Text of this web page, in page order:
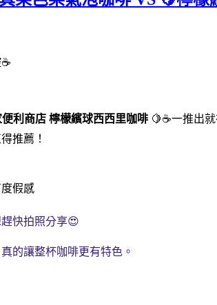
利商店 檸檬繽球西西里咖啡 🍋☕一推出
推薦！
假感
快拍照分享😍
的讓整杯咖啡更有特色。